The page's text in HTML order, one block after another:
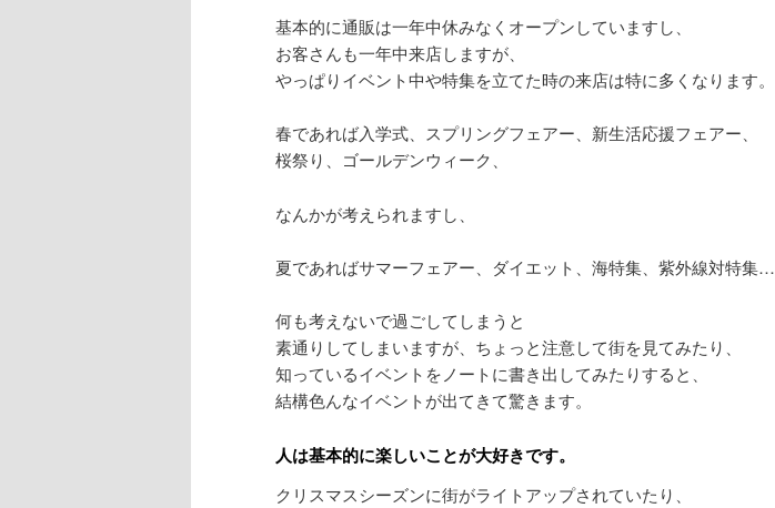
基本的に通販は一年中休みなくオープンしていますし、
お客さんも一年中来店しますが、
やっぱりイベント中や特集を立てた時の来店は特に多くなります。
春であれば入学式、スプリングフェアー、新生活応援フェアー、
桜祭り、ゴールデンウィーク、
なんかが考えられますし、
夏であればサマーフェアー、ダイエット、海特集、紫外線対特集…
何も考えないで過ごしてしまうと
素通りしてしまいますが、ちょっと注意して街を見てみたり、
知っているイベントをノートに書き出してみたりすると、
結構色んなイベントが出てきて驚きます。
人は基本的に楽しいことが大好きです。
クリスマスシーズンに街がライトアップされていたり、